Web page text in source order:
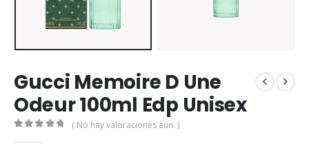
Gucci Memoire D Une
Odeur 100ml Edp Unisex
( No hay valoraciones aún. )